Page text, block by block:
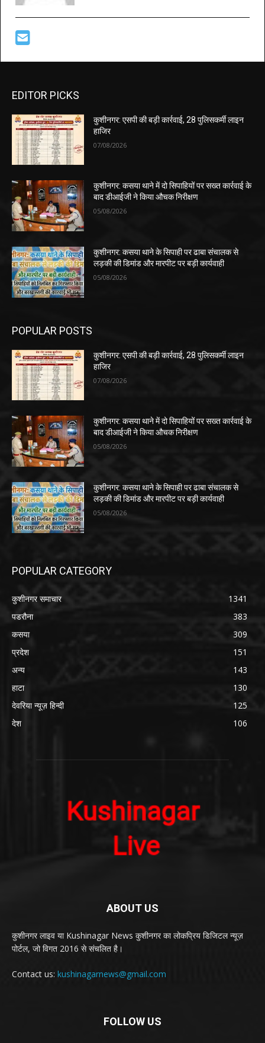
EDITOR PICKS
कुशीनगर: एसपी की बड़ी कार्रवाई, 28 पुलिसकर्मी लाइन
हाजिर
07/08/2026
कुशीनगर: कसया थाने में दो सिपाहियों पर सख्त कार्रवाई के
बाद डीआईजी ने किया औचक निरीक्षण
05/08/2026
कुशीनगर: कसया थाने के सिपाही पर ढाबा संचालक से
लड़की की डिमांड और मारपीट पर बड़ी कार्यवाही
05/08/2026
POPULAR POSTS
कुशीनगर: एसपी की बड़ी कार्रवाई, 28 पुलिसकर्मी लाइन
हाजिर
07/08/2026
कुशीनगर: कसया थाने में दो सिपाहियों पर सख्त कार्रवाई के
बाद डीआईजी ने किया औचक निरीक्षण
05/08/2026
कुशीनगर: कसया थाने के सिपाही पर ढाबा संचालक से
लड़की की डिमांड और मारपीट पर बड़ी कार्यवाही
05/08/2026
POPULAR CATEGORY
कुशीनगर समाचार
1341
पडरौना
383
कसया
309
प्रदेश
151
अन्य
143
हाटा
130
देवरिया न्यूज़ हिन्दी
125
देश
106
ABOUT US
कुशीनगर लाइव या Kushinagar News कुशीनगर का लोकप्रिय डिजिटल न्यूज़
पोर्टल, जो विगत 2016 से संचलित है।
Contact us: kushinagarnews@gmail.com
FOLLOW US